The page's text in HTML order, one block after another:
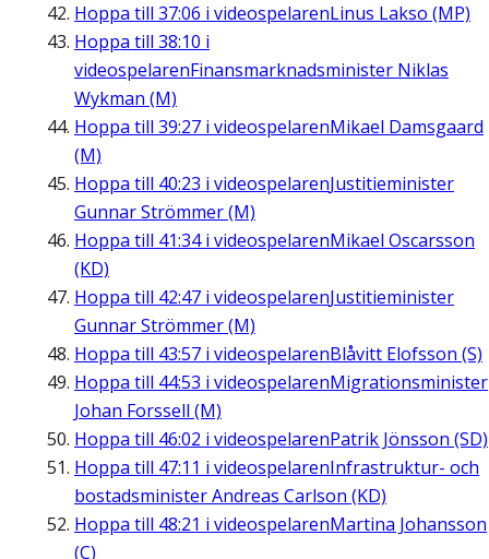
Hoppa till 37:06 i videospelarenLinus Lakso (MP)
Hoppa till 38:10 i
videospelarenFinansmarknadsminister Niklas
Wykman (M)
Hoppa till 39:27 i videospelarenMikael Damsgaard
(M)
Hoppa till 40:23 i videospelarenJustitieminister
Gunnar Strömmer (M)
Hoppa till 41:34i videospelarenMikael Oscarsson
(KD)
Hoppa till 42:47 i videospelarenJustitieminister
Gunnar Strömmer (M)
Hoppa till 43:57 i videospelarenBlåvitt Elofsson (S)
Hoppa till 44:53 i videospelarenMigrationsminister
Johan Forssell (M)
Hoppa till 46:02 i videospelarenPatrik Jönsson (SD)
Hoppa till 47:11 i videospelarenInfrastruktur- och
bostadsminister Andreas Carlson (KD)
Hoppa till 48:21 i videospelarenMartina Johansson
(C)